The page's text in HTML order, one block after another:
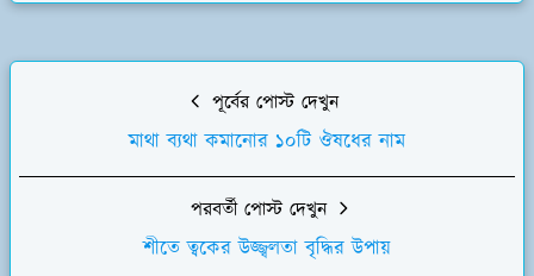
পূর্বের পোস্ট দেখুন
মাথা ব্যথা কমানোর ১০টি ঔষধের নাম
পরবর্তী পোস্ট দেখুন
শীতে ত্বকের উজ্জ্বলতা বৃদ্ধির উপায়